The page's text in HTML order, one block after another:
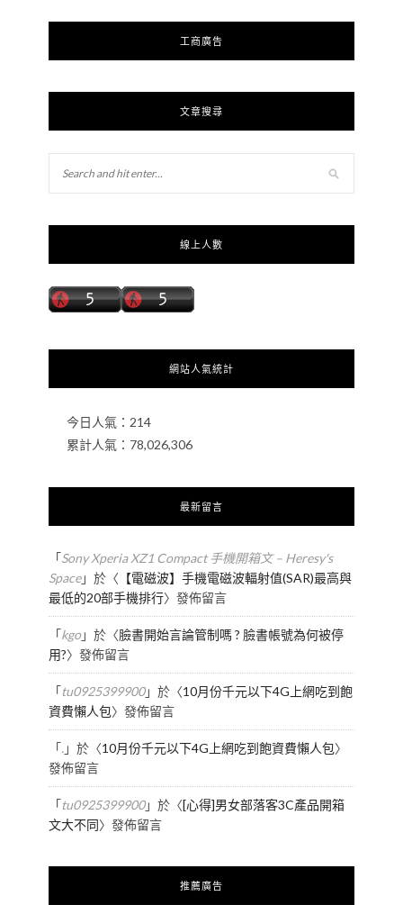
工商廣告
文章搜尋
線上人數
網站人氣統計
今日人氣： 214
累計人氣： 78,026,306
最新留言
「Sony Xperia XZ1 Compact 手機開箱文 – Heresy's
Space」於〈 【電磁波】手機電磁波輻射值(SAR)最高與
最低的20部手機排行〉發佈留言
「kgo」於〈臉書開始言論管制嗎 ? 臉書帳號為何被停
用?〉發佈留言
「tu0925399900」於〈10月份千元以下4G上網吃到飽
資費懶人包〉發佈留言
「.」於〈10月份千元以下4G上網吃到飽資費懶人包〉
發佈留言
「tu0925399900」於〈[心得]男女部落客3C產品開箱
文大不同〉發佈留言
推薦廣告